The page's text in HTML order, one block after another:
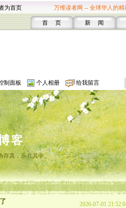
为首页 万维读者网 -- 全球华人的精
首 页 新 闻
制面板 个人相册 给我留言
客
存真，乐在其中。
2026-07-01